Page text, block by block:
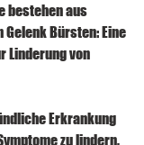
bestehen aus
Bürsten: Eine
Linderung von
Erkrankung
zu lindern.